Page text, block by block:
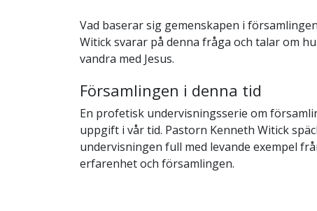
Vad baserar sig gemenskapen i
Witick svarar på denna fråga och talar om
vandra med Jesus.
Församlingen i denna tid
En profetisk undervisningsserie om
uppgift i vår tid. Pastorn Kenneth Witick
undervisningen full med levande exempel
erfarenhet och församlingen.